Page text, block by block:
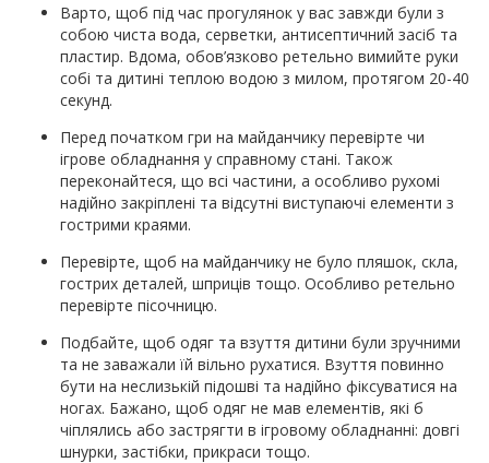
Варто, щоб під час прогулянок у вас завжди були з
собою чиста вода, серветки, антисептичний засіб та
пластир. Вдома, обов’язково ретельно вимийте руки
собі та дитині теплою водою з милом, протягом 20-40
секунд.
Перед початком гри на майданчику перевірте чи
ігрове обладнання у справному стані. Також
переконайтеся, що всі частини, а особливо рухомі
надійно закріплені та відсутні виступаючі елементи з
гострими краями.
Перевірте, щоб на майданчику не було пляшок, скла,
гострих деталей, шприців тощо. Особливо ретельно
перевірте пісочницю.
Подбайте, щоб одяг та взуття дитини були зручними
та не заважали їй вільно рухатися. Взуття повинно
бути на неслизькій підошві та надійно фіксуватися на
ногах. Бажано, щоб одяг не мав елементів, які б
чіплялись або застрягти в ігровому обладнанні: довгі
шнурки, застібки, прикраси тощо.